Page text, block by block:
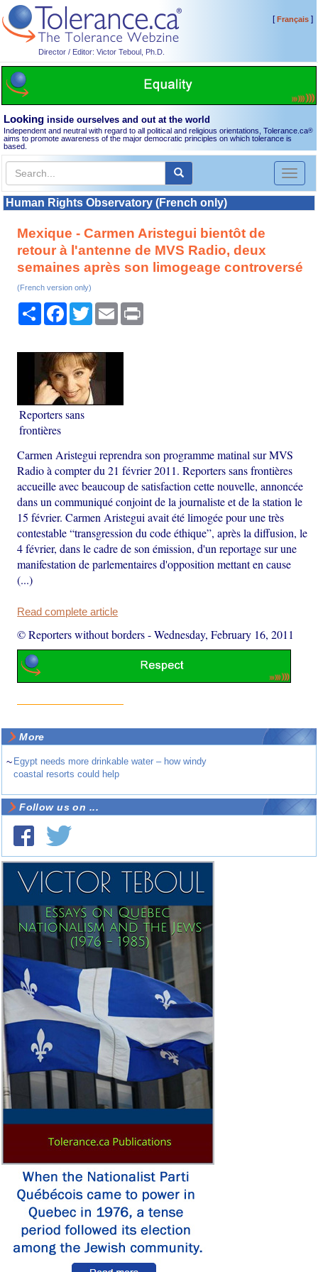
Director / Editor: Victor Teboul, Ph.D.
[Français]
Looking inside ourselves and out at the world
Independent and neutral with regard to all political and religious orientations, Tolerance.ca®
aims to promote awareness of the major democratic principles on which tolerance is
based.
Toggle
Human Rights Observatory (French only)
Mexique - Carmen Aristegui bientôt de
retour à l'antenne de MVS Radio, deux
semaines après son limogeage controversé
(French version only)
Share Facebook
TwitterEmail
Reporters sans
frontières
Carmen Aristegui reprendra son programme matinal sur MVS
Radio à compter du 21 février 2011. Reporters sans frontières
accueille avec beaucoup de satisfaction cette nouvelle, annoncée
dans un communiqué conjoint de la journaliste et de la station le
15 février. Carmen Aristegui avait été limogée pour une très
contestable “transgression du code éthique”, après la diffusion, le
4 février, dans le cadre de son émission, d'un reportage sur une
manifestation de parlementaires d'opposition mettant en cause
(...)
Read complete article
© Reporters without borders-Wednesday, February 16, 2011
More
~ Egypt needs more drinkable water – how windy
coastal resorts could help
Follow us on ...